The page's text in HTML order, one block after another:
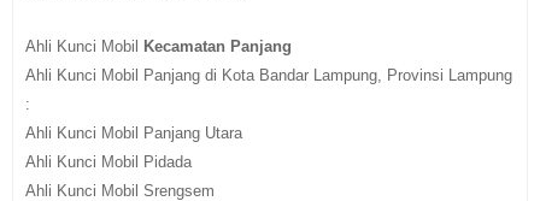
Ahli Kunci Mobil
Kecamatan Panjang
Ahli Kunci Mobil Panjang di Kota Bandar Lampung, Provinsi Lampung
:
Ahli Kunci Mobil Panjang Utara
Ahli Kunci Mobil Pidada
Ahli Kunci Mobil Srengsem